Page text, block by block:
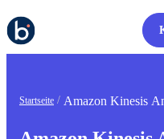
Startseite Amazon Kinesis